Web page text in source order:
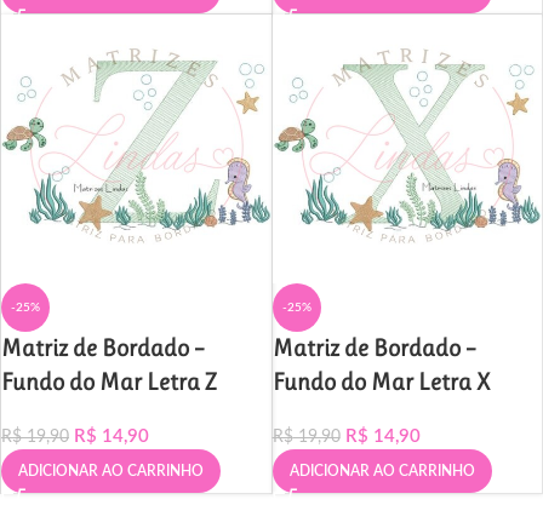
-25%
Matriz de Bordado –
Fundo do Mar Letra Z
R$19,90 R$ 14,90
ADICIONAR AO CARRINHO
-25%
Matriz de Bordado –
Fundo do Mar Letra X
R$19,90 R$ 14,90
ADICIONAR AO CARRINHO